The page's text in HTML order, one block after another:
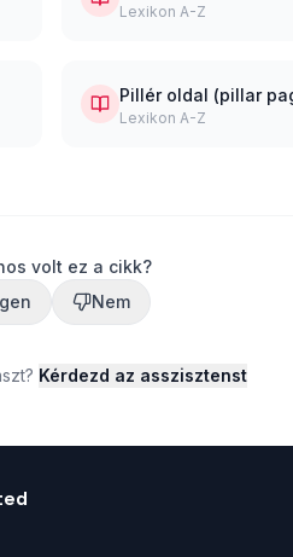
Lexikon A-Z
Pillér oldal (pillar
Lexikon A-Z
volt ez a cikk?
Nem
Kérdezd az asszisztenst